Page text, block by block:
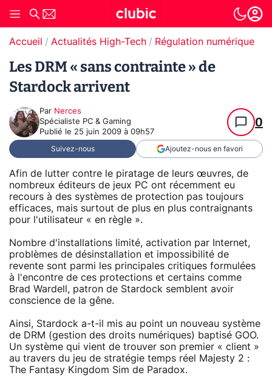
Accueil Actualités High-Tech Régulation numérique
Les DRM « sans contrainte » de
Stardock arrivent
Par Nerces
Spécialiste PC & Gaming
Publié le 25 juin 2009 à 09h57
0
Suivez-nous Ajoutez-nous en favori
Afin de lutter contre le piratage de leurs œuvres, de
nombreux éditeurs de jeux PC ont récemment eu
recours à des systèmes de protection pas toujours
efficaces, mais surtout de plus en plus contraignants
pour l'utilisateur « en règle ».
Nombre d'installations limité, activation par Internet,
problèmes de désinstallation et impossibilité de
revente sont parmi les principales critiques formulées
à l'encontre de ces protections et certains comme
Brad Wardell, patron de Stardock semblent avoir
conscience de la gêne.
Ainsi, Stardock a-t-il mis au point un nouveau système
de DRM (gestion des droits numériques) baptisé GOO.
Un système qui vient de trouver son premier « client »
au travers du jeu de stratégie temps réel Majesty 2 :
The Fantasy Kingdom Sim de Paradox.